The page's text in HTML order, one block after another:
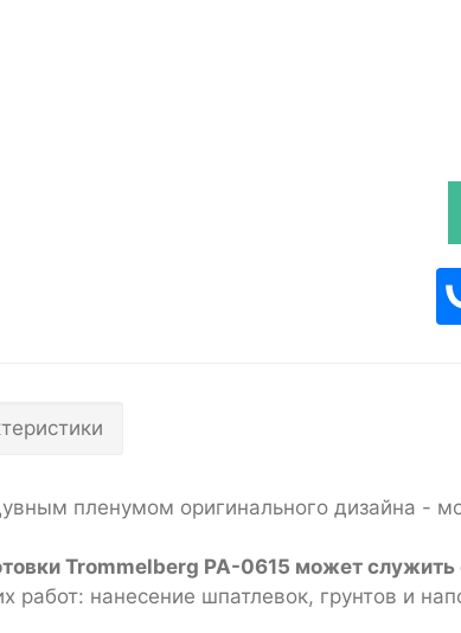
пленумом оригинального дизайна -
Trommelberg PA-0615 может служить
работ: нанесение шпатлевок, грунтов и